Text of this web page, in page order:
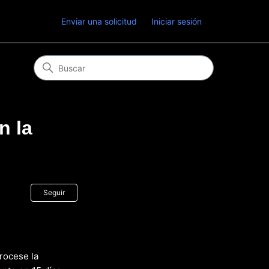
Enviar una solicitud Iniciar sesión
la
Seguir
la